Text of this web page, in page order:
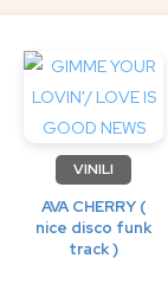
VINILI
AVA CHERRY (
nice disco funk
track )